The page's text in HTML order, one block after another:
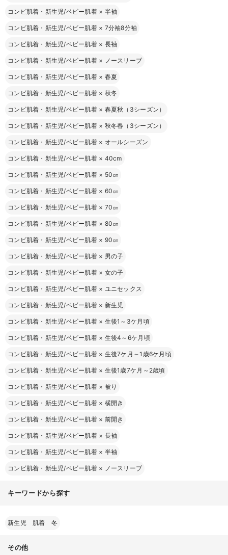
コンビ肌着・新生児/ベビー肌着 × 半袖
コンビ肌着・新生児/ベビー肌着 × 7分袖8分袖
コンビ肌着・新生児/ベビー肌着 × 長袖
コンビ肌着・新生児/ベビー肌着 × ノースリーブ
コンビ肌着・新生児/ベビー肌着 × 春夏
コンビ肌着・新生児/ベビー肌着 × 秋冬
コンビ肌着・新生児/ベビー肌着 × 春夏秋（3シーズン）
コンビ肌着・新生児/ベビー肌着 × 秋冬春（3シーズン）
コンビ肌着・新生児/ベビー肌着 × オールシーズン
コンビ肌着・新生児/ベビー肌着 × 40cm
コンビ肌着・新生児/ベビー肌着 × 50㎝
コンビ肌着・新生児/ベビー肌着 × 60㎝
コンビ肌着・新生児/ベビー肌着 × 70㎝
コンビ肌着・新生児/ベビー肌着 × 80㎝
コンビ肌着・新生児/ベビー肌着 × 90㎝
コンビ肌着・新生児/ベビー肌着 × 男の子
コンビ肌着・新生児/ベビー肌着 × 女の子
コンビ肌着・新生児/ベビー肌着 × ユニセックス
コンビ肌着・新生児/ベビー肌着 × 新生児
コンビ肌着・新生児/ベビー肌着 × 生後1～3ケ月頃
コンビ肌着・新生児/ベビー肌着 × 生後4～6ケ月頃
コンビ肌着・新生児/ベビー肌着 × 生後7ケ月～1歳6ケ月頃
コンビ肌着・新生児/ベビー肌着 × 生後1歳7ケ月～2歳頃
コンビ肌着・新生児/ベビー肌着 × 被り
コンビ肌着・新生児/ベビー肌着 × 横開き
コンビ肌着・新生児/ベビー肌着 × 前開き
コンビ肌着・新生児/ベビー肌着 × 長袖
コンビ肌着・新生児/ベビー肌着 × 半袖
コンビ肌着・新生児/ベビー肌着 × ノースリーブ
キーワードから探す
新生児 肌着 冬
その他